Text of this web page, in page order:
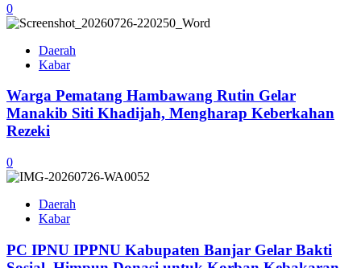
0
Daerah
Kabar
Warga Pematang Hambawang Rutin Gelar
Manakib Siti Khadijah, Mengharap Keberkahan
Rezeki
0
Daerah
Kabar
PC IPNU IPPNU Kabupaten Banjar Gelar Bakti